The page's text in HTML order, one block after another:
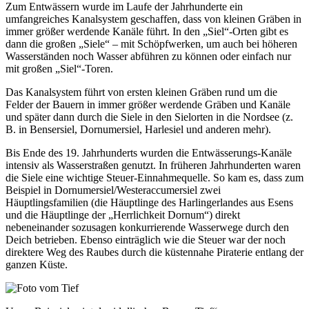
Zum Entwässern wurde im Laufe der Jahrhunderte ein
umfangreiches Kanalsystem geschaffen, dass von kleinen Gräben in
immer größer werdende Kanäle führt. In den „Siel“-Orten gibt es
dann die großen „Siele“ – mit Schöpfwerken, um auch bei höheren
Wasserständen noch Wasser abführen zu können oder einfach nur
mit großen „Siel“-Toren.
Das Kanalsystem führt von ersten kleinen Gräben rund um die
Felder der Bauern in immer größer werdende Gräben und Kanäle
und später dann durch die Siele in den Sielorten in die Nordsee (z.
B. in Bensersiel, Dornumersiel, Harlesiel und anderen mehr).
Bis Ende des 19. Jahrhunderts wurden die Entwässerungs-Kanäle
intensiv als Wasserstraßen genutzt. In früheren Jahrhunderten waren
die Siele eine wichtige Steuer-Einnahmequelle. So kam es, dass zum
Beispiel in Dornumersiel/Westeraccumersiel zwei
Häuptlingsfamilien (die Häuptlinge des Harlingerlandes aus Esens
und die Häuptlinge der „Herrlichkeit Dornum“) direkt
nebeneinander sozusagen konkurrierende Wasserwege durch den
Deich betrieben. Ebenso einträglich wie die Steuer war der noch
direktere Weg des Raubes durch die küstennahe Piraterie entlang der
ganzen Küste.